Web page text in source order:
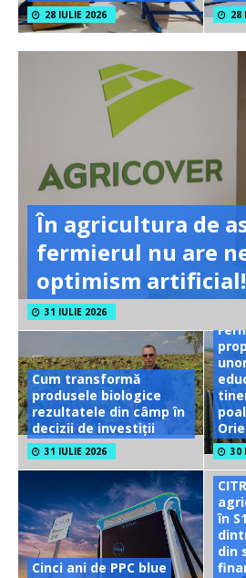
28 IULIE 2026 28
În agricultura de
fermierul nu are
optimism artificial!
31 IULIE 2026
Cum transformă
produsele biologice
rezultatele din câmp în
decizii de investiții
31 IULIE 2026 30
Cinci ani de PPC blue
în
din